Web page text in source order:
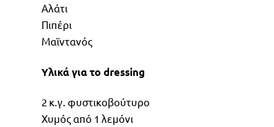
Αλάτι
Πιπέρι
Μαϊντανός
Υλικά για το dressing
2 κ.γ. φυστικοβούτυρο
Χυμός από 1 λεμόνι